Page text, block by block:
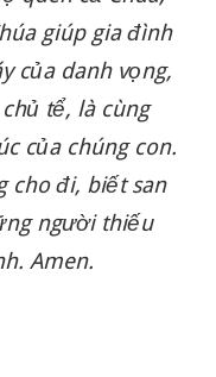
giúp gia đình
của danh vọng,
tể, là cùng
của chúng con.
cho đi, biết san
người thiếu
Amen.